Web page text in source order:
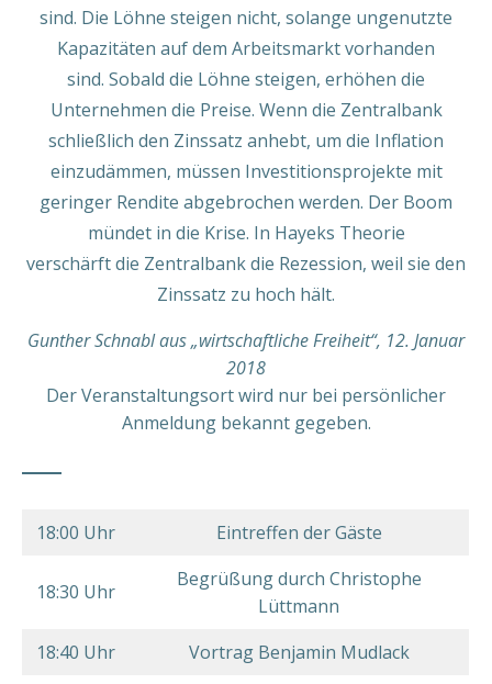
sind. Die Löhne steigen nicht, solange ungenutzte
Kapazitäten auf dem Arbeitsmarkt vorhanden
sind. Sobald die Löhne steigen, erhöhen die
Unternehmen die Preise. Wenn die Zentralbank
schließlich den Zinssatz anhebt, um die Inflation
einzudämmen, müssen Investitionsprojekte mit
geringer Rendite abgebrochen werden. Der Boom
mündet in die Krise. In Hayeks Theorie
verschärft die Zentralbank die Rezession, weil sie den
Zinssatz zu hoch hält.
Gunther Schnabl aus „wirtschaftliche Freiheit“, 12. Januar
2018
Der Veranstaltungsort wird nur bei persönlicher
Anmeldung bekannt gegeben.
18:00 Uhr Eintreffen der Gäste
18:30 Uhr
Begrüßung durch Christophe
Lüttmann
18:40 Uhr
Vortrag Benjamin Mudlack